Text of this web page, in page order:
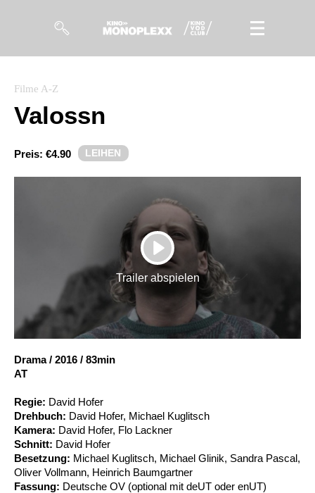
Magazin
Kuratierungen
So geht’s
Filmpakete
Gutscheine
& Filmpässe
Account
Filme A-Z
Valossn
Preis: €4.90 LEIHEN
PLAY
Trailer abspielen
Drama / 2016 / 83min
AT
Regie: David Hofer
Drehbuch: David Hofer, Michael Kuglitsch
Kamera: David Hofer, Flo Lackner
Schnitt: David Hofer
Besetzung: Michael Kuglitsch, Michael Glinik, Sandra Pascal,
Oliver Vollmann, Heinrich Baumgartner
Fassung: Deutsche OV (optional mit deUT oder enUT)